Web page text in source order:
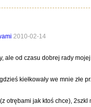
2010-02-14
ale od czasu dobrej rady
kiełkowały we mnie
jak ktoś chce),